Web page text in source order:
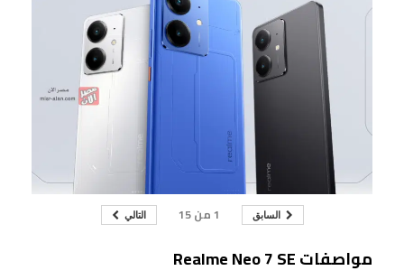
السابق 1 من15 التالي
مواصفات Realme Neo 7 SE